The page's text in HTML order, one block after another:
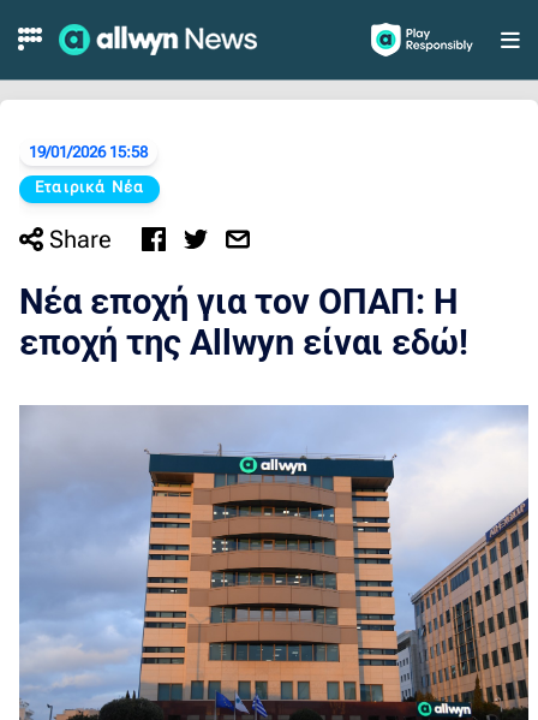
Skip to Main Content
19/01/2026 15:58
Εταιρικά Νέα
Share
Νέα εποχή για τον ΟΠΑΠ: Η
εποχή της Allwyn είναι εδώ!